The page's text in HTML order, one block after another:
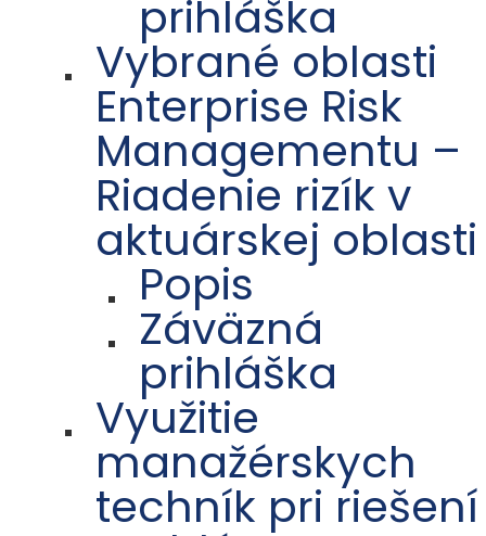
prihláška
Vybrané oblasti
Enterprise Risk
Managementu –
Riadenie rizík v
aktuárskej oblasti
Popis
Záväzná
prihláška
Využitie
manažérskych
techník pri riešení